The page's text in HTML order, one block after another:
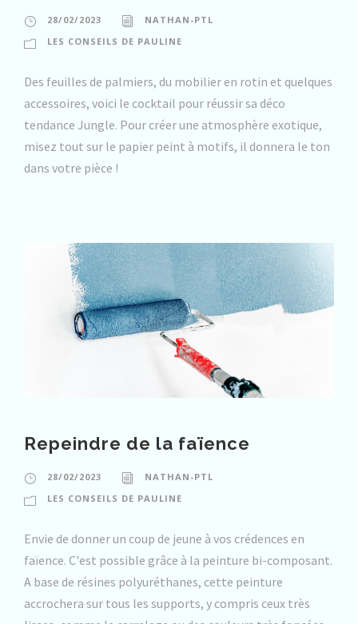
28/02/2023
NATHAN-PTL
LES CONSEILS DE PAULINE
Des feuilles de palmiers, du mobilier en rotin et quelques
accessoires, voici le cocktail pour réussir sa déco
tendance Jungle. Pour créer une atmosphère exotique,
misez tout sur le papier peint à motifs, il donnera le ton
dans votre pièce !
Repeindre de la faïence
28/02/2023
NATHAN-PTL
LES CONSEILS DE PAULINE
Envie de donner un coup de jeune à vos crédences en
faïence. C'est possible grâce à la peinture bi-composant.
A base de résines polyuréthanes, cette peinture
accrochera sur tous les supports, y compris ceux très